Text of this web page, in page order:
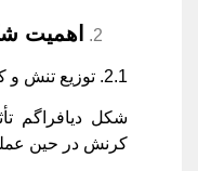
اهمیت
2.1. توزیع تنش و کرنش
شکل دیافراگم
کرنش در حین